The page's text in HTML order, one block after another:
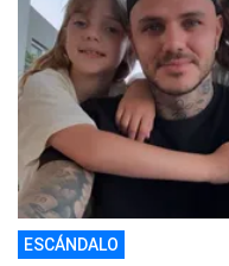
ESCÁNDALO